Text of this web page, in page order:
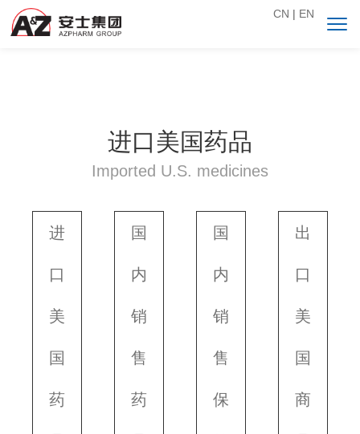
CN | EN
进口美国药品
Imported U.S. medicines
进
口
美
国
药
国
内
销
售
药
国
内
销
售
保
出
口
美
国
商